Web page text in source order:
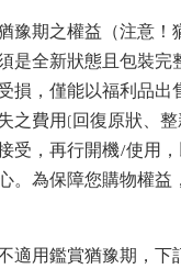
豫期之權益（注意！
是全新狀態且包裝完
損，僅能以福利品出
之費用(回復原狀、
受，再行開機/使用
。為保障您購物權益
適用鑑賞猶豫期，下